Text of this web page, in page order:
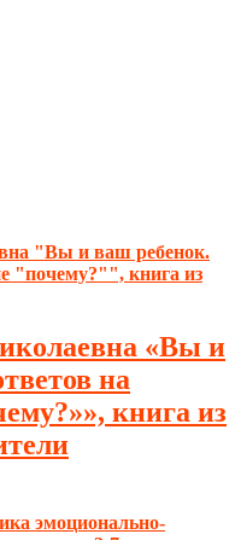
«Вы и
на
книга из